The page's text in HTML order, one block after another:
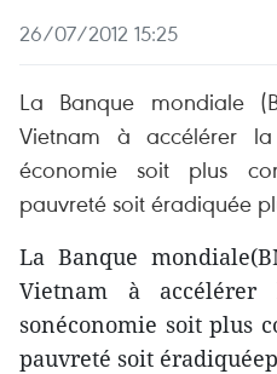
26/07/2012 15:25
La Banque mondiale
Vietnam à accélérer
économie soit plus
pauvreté soit éradiquée
La Banque
Vietnam à
sonéconomie soit plus
pauvreté soit